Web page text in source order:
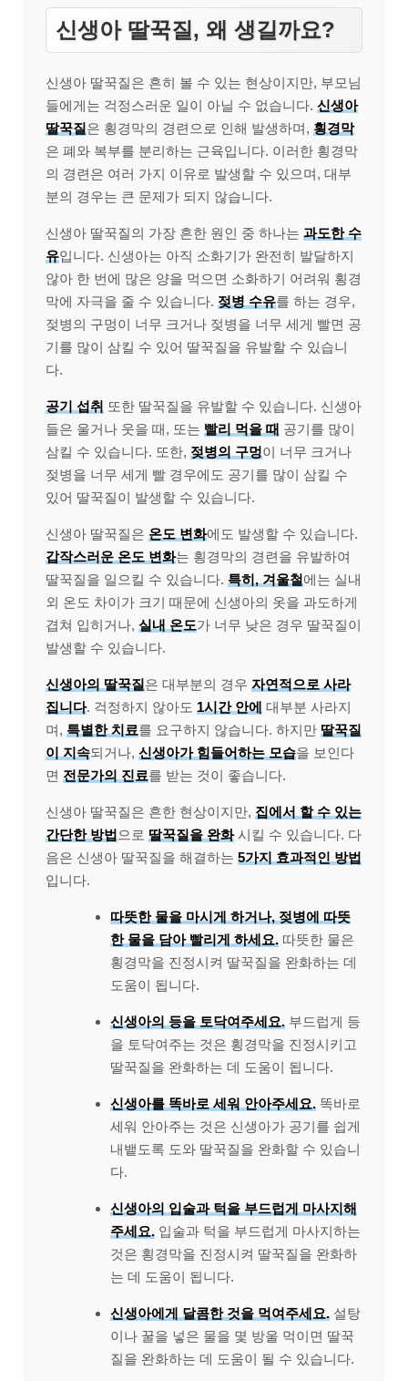
신생아 딸꾹질, 왜 생길까요?
신생아 딸꾹질은 흔히 볼 수 있는 현상이지만, 부모님
들에게는 걱정스러운 일이 아닐 수 없습니다. 신생아
딸꾹질은 횡경막의 경련으로 인해 발생하며, 횡경막
은 폐와 복부를 분리하는 근육입니다. 이러한 횡경막
의 경련은 여러 가지 이유로 발생할 수 있으며, 대부
분의 경우는 큰 문제가 되지 않습니다.
신생아 딸꾹질의 가장 흔한 원인 중 하나는 과도한 수
유입니다. 신생아는 아직 소화기가 완전히 발달하지
않아 한 번에 많은 양을 먹으면 소화하기 어려워 횡경
막에 자극을 줄 수 있습니다. 젖병 수유를 하는 경우,
젖병의 구멍이 너무 크거나 젖병을 너무 세게 빨면 공
기를 많이 삼킬 수 있어 딸꾹질을 유발할 수 있습니
다.
공기 섭취 또한 딸꾹질을 유발할 수 있습니다. 신생아
들은 울거나 웃을 때, 또는 빨리 먹을 때 공기를 많이
삼킬 수 있습니다. 또한, 젖병의 구멍이 너무 크거나
젖병을 너무 세게 빨 경우에도 공기를 많이 삼킬 수
있어 딸꾹질이 발생할 수 있습니다.
신생아 딸꾹질은 온도 변화에도 발생할 수 있습니다.
갑작스러운 온도 변화는 횡경막의 경련을 유발하여
딸꾹질을 일으킬 수 있습니다. 특히, 겨울철에는 실내
외 온도 차이가 크기 때문에 신생아의 옷을 과도하게
겹쳐 입히거나, 실내 온도가 너무 낮은 경우 딸꾹질이
발생할 수 있습니다.
신생아의 딸꾹질은 대부분의 경우 자연적으로 사라
집니다. 걱정하지 않아도 1시간 안에 대부분 사라지
며, 특별한 치료를 요구하지 않습니다. 하지만 딸꾹질
이 지속되거나, 신생아가 힘들어하는 모습을 보인다
면 전문가의 진료를 받는 것이 좋습니다.
신생아 딸꾹질은 흔한 현상이지만, 집에서 할 수 있는
간단한 방법 으로 딸꾹질을 완화시킬 수 있습니다. 다
음은 신생아 딸꾹질을 해결하는 5가지 효과적인 방법
입니다.
따뜻한 물을 마시게 하거나, 젖병에 따뜻
한 물을 담아 빨리게 하세요. 따뜻한 물은
횡경막을 진정시켜 딸꾹질을 완화하는 데
도움이 됩니다.
신생아의 등을 토닥여주세요. 부드럽게 등
을 토닥여주는 것은 횡경막을 진정시키고
딸꾹질을 완화하는 데 도움이 됩니다.
신생아를 똑바로 세워 안아주세요. 똑바로
세워 안아주는 것은 신생아가 공기를 쉽게
내뱉도록 도와 딸꾹질을 완화할 수 있습니
다.
신생아의 입술과 턱을 부드럽게 마사지해
주세요. 입술과 턱을 부드럽게 마사지하는
것은 횡경막을 진정시켜 딸꾹질을 완화하
는 데 도움이 됩니다.
신생아에게 달콤한 것을 먹여주세요. 설탕
이나 꿀을 넣은 물을 몇 방울 먹이면 딸꾹
질을 완화하는 데 도움이 될 수 있습니다.